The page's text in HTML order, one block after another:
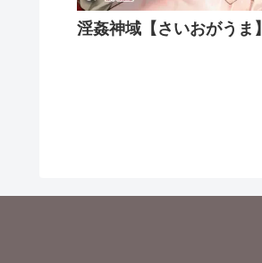
淫姦神域【さいおがうま】